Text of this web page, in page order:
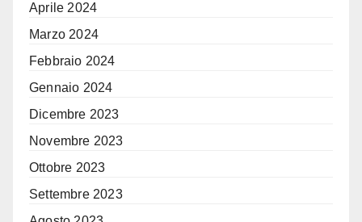
Aprile 2024
Marzo 2024
Febbraio 2024
Gennaio 2024
Dicembre 2023
Novembre 2023
Ottobre 2023
Settembre 2023